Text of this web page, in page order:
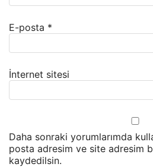
E-posta *
İnternet sitesi
Daha sonraki yorumlarımda
posta adresim ve site adresim
kaydedilsin.